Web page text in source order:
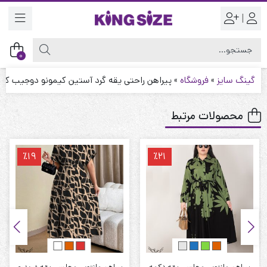
|
0
گینگ سایز »فروشگاه »پیراهن راحتی یقه گرد آستین کیمونو دوجیب
محصولات مرتبط
٪21 ٪19